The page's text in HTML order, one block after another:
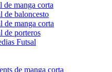
de manga corta
de baloncesto
de manga corta
de porteros
Futsal
de manga corta